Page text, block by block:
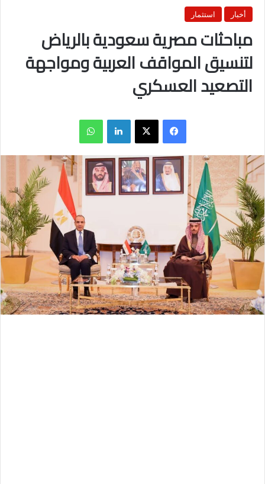
أخبار استثمار
مباحثات مصرية سعودية بالرياض
لتنسيق المواقف العربية ومواجهة
التصعيد العسكري
فيسبوك X لينكدإن